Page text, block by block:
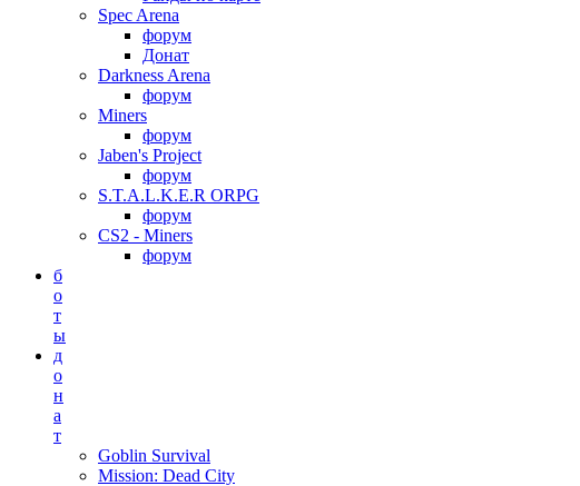
Spec Arena
форум
Донат
Darkness Arena
форум
Miners
форум
Jaben's Project
форум
S.T.A.L.K.E.R ORPG
форум
CS2 - Miners
форум
б
о
т
ы
д
о
н
а
т
Goblin Survival
Mission: Dead City